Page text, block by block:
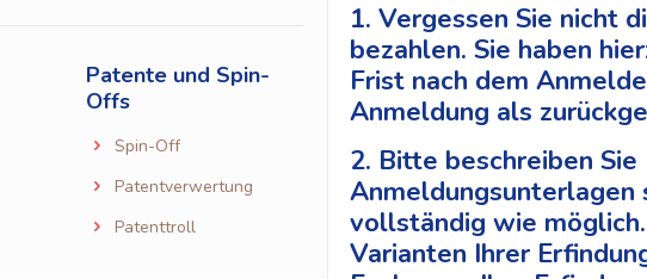
1. Vergessen Sie nicht
bezahlen. Sie haben
Frist nach dem
Anmeldung als
2. Bitte beschreiben
Anmeldungsunterlagen
vollständig wie
Varianten Ihrer
Patente und Spin-
Offs
Spin-Off
Patentverwertung
Patenttroll